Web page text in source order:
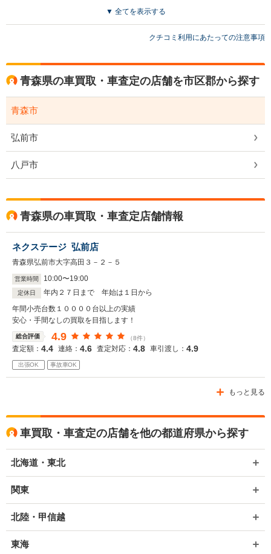
▼ 全てを表示する
クチコミ利用にあたっての注意事項
青森県の車買取・車査定の店舗を市区郡から探す
青森市
弘前市
八戸市
青森県の車買取・車査定店舗情報
ネクステージ 弘前店
青森県弘前市大字高田３－２－５
営業時間 10:00〜19:00
定休日
年内２７日まで 年始は１日から
年間小売台数１００００台以上の実績
安心・手間なしの買取を目指します！
総合評価 4.9 （8件）
査定額： 4.4 連絡： 4.6 査定対応： 4.8 車引渡し： 4.9
出張OK 事故車OK
もっと見る
車買取・車査定の店舗を他の都道府県から探す
北海道・東北
関東
北陸・甲信越
東海